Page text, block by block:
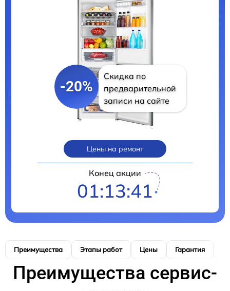
-20%
Скидка по
предварительной
записи на сайте
Цены на ремонт
Конец акции
01:13:40
Преимущества Этапы работ Цены Гарантия
Преимущества сервис-